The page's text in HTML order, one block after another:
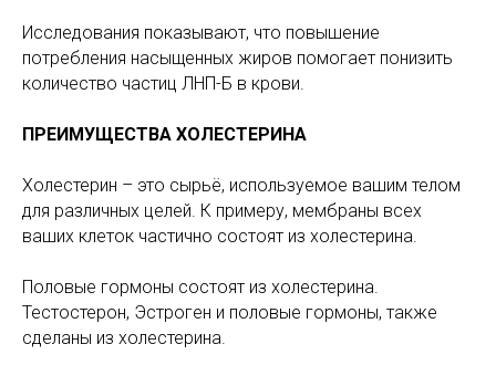
Исследования показывают, что повышение
потребления насыщенных жиров помогает понизить
количество частиц ЛНП-Б в крови.
ПРЕИМУЩЕСТВА ХОЛЕСТЕРИНА
Холестерин – это сырьё, используемое вашим телом
для различных целей. К примеру, мембраны всех
ваших клеток частично состоят из холестерина.
Половые гормоны состоят из холестерина.
Тестостерон, Эстроген и половые гормоны, также
сделаны из холестерина.